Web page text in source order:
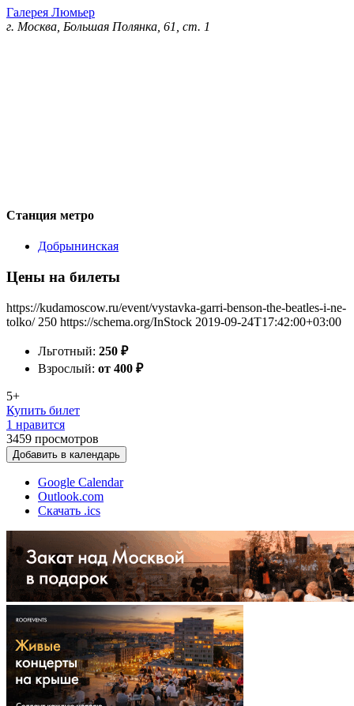
Галерея Люмьер
г. Москва, Большая Полянка, 61, ст. 1
Станция метро
Добрынинская
Цены на билеты
https://kudamoscow.ru/event/vystavka-garri-benson-the-beatles-i-ne-
tolko/ 250 https://schema.org/InStock 2019-09-24T17:42:00+03:00
Льготный: 250 ₽
Взрослый: от 400 ₽
5+
Купить билет
1 нравится
3459 просмотров
Добавить в календарь
Google Calendar
Outlook.com
Скачать .ics